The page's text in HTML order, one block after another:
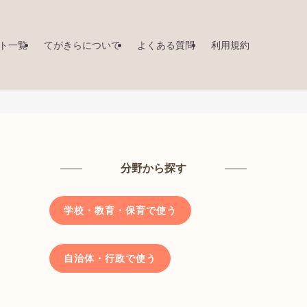
一覧 てがきらについて よくある質問 利用規約
分野から探す
学校・教育・保育で使う
自治体・行政で使う